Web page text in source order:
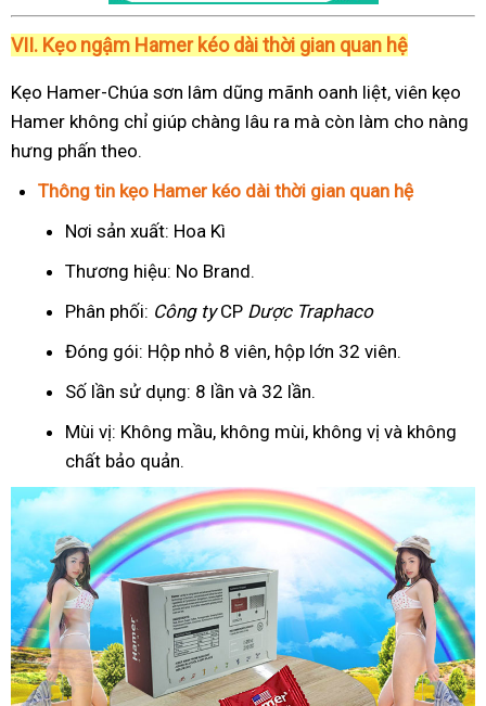
VII. Kẹo ngậm Hamer kéo dài thời gian quan hệ
Kẹo Hamer-Chúa sơn lâm dũng mãnh oanh liệt, viên kẹo
Hamer không chỉ giúp chàng lâu ra mà còn làm cho nàng
hưng phấn theo.
Thông tin kẹo Hamer kéo dài thời gian quan hệ
Nơi sản xuất: Hoa Kì
Thương hiệu: No Brand.
Phân phối: Công tyCP Dược Traphaco
Đóng gói: Hộp nhỏ 8 viên, hộp lớn 32 viên.
Số lần sử dụng: 8 lần và 32 lần.
Mùi vị: Không mầu, không mùi, không vị và không
chất bảo quản.